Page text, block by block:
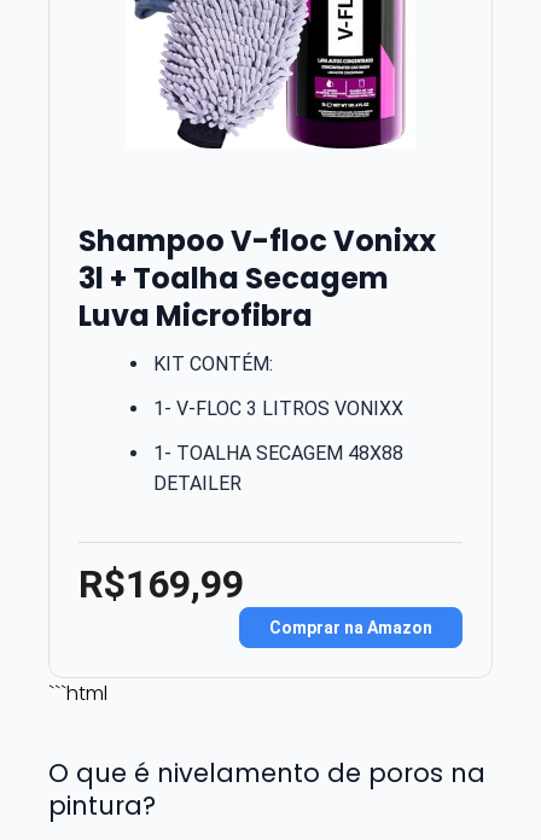
Shampoo V-floc Vonixx
3l + Toalha Secagem
Luva Microfibra
KIT CONTÉM:
1- V-FLOC 3 LITROS VONIXX
1- TOALHA SECAGEM 48X88
DETAILER
R$169,99
Comprar na Amazon
```html
O que é nivelamento de poros na
pintura?